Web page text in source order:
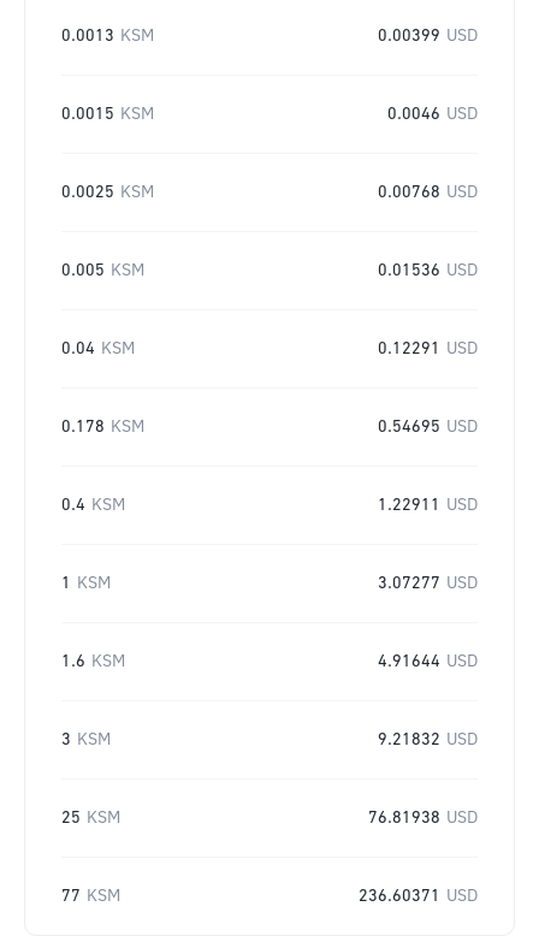
0.0013 KSM 0.00399 USD
0.0015 KSM 0.0046 USD
0.0025 KSM 0.00768 USD
0.005 KSM 0.01536 USD
0.04 KSM 0.12291 USD
0.178 KSM 0.54695 USD
0.4 KSM 1.22911 USD
1 KSM 3.07277 USD
1.6 KSM 4.91644 USD
3 KSM 9.21832 USD
25 KSM 76.81938 USD
77 KSM 236.60371 USD